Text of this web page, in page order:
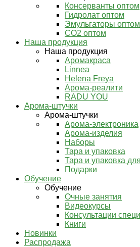
Консерванты оптом
Гидролат оптом
Эмульгаторы оптом
СО2 оптом
Наша продукция
Наша продукция
Аромакраса
Linnea
Helena Freya
Арома-реалити
RADU YOU
Арома-штучки
Арома-штучки
Арома-электроника
Арома-изделия
Наборы
Тара и упаковка
Тара и упаковка
Подарки
Обучение
Обучение
Очные занятия
Видеокурсы
Консультации
Книги
Новинки
Распродажа